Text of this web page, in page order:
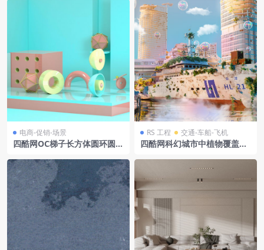
电商-促销-场景
四酷网OC梯子长方体圆环圆柱
RS 工程 交通-车船-飞机
四酷网科幻城市中植物覆盖船